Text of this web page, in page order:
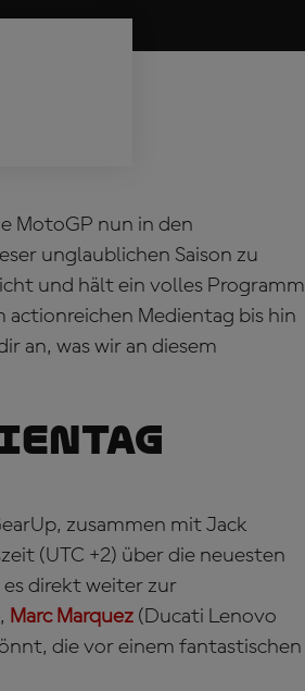
MotoGP nun in den
unglaublichen Saison zu
und hält ein volles Programm
actionreichen Medientag bis hin
an, was wir an diesem
zusammen mit Jack
(UTC +2) über die neuesten
direkt weiter zur
Marc Marquez (Ducati Lenovo
die vor einem fantastischen